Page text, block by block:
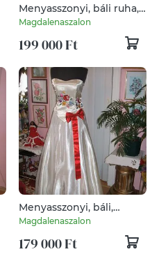
Menyasszonyi, báli ruha,
düsesz, kalocsai hímzett.
Magdalenaszalon
199 000 Ft
Menyasszonyi, báli,
koszorúslány ruha,
kalocsai himzett,
Magdalenaszalon
179 000 Ft